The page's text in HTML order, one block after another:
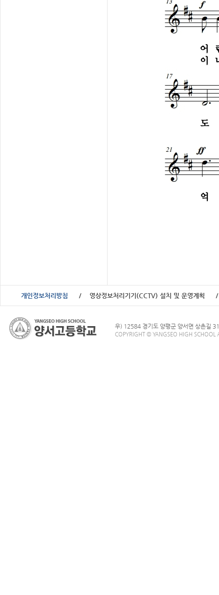
개인정보처리방침 영상정보처리기기(CCTV) 설치 및 운영계획
우) 12584 경기도 양평군 양서면 상촌길
COPYRIGHT © YANGSEO HIGH SCHOOL